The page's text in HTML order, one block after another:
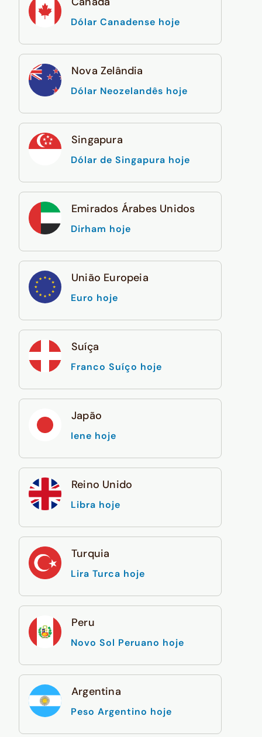
Dólar Canadense hoje
Nova Zelândia
Dólar Neozelandês hoje
Singapura
Dólar de Singapura hoje
Emirados Árabes Unidos
Dirham hoje
União Europeia
Euro hoje
Suíça
Franco Suíço hoje
Japão
Iene hoje
Reino Unido
Libra hoje
Turquia
Lira Turca hoje
Peru
Novo Sol Peruano hoje
Argentina
Peso Argentino hoje